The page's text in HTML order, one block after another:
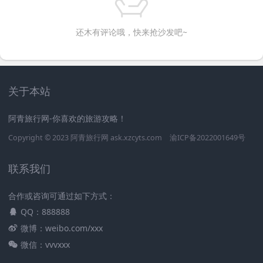
还木有评论哦，快来抢沙发吧~
关于本站
阿青旅行网-你喜欢的旅游攻略！
Copyright © 2023 阿青旅行网 ask.xzcyts.com 渝ICP备2022001649号
联系我们
合作或咨询可通过如下方式：
QQ：888888
微博：weibo.com/xxx
微信：vvvxxx